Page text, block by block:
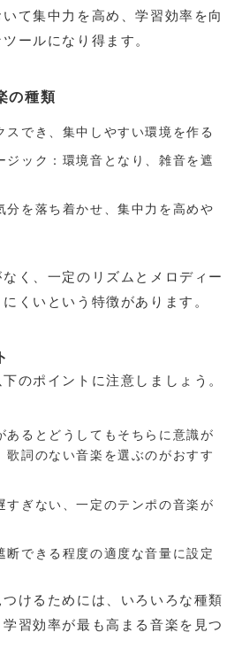
て集中力を高め、学習効率を向
ールになり得ます。
の種類
スでき、集中しやすい環境を作る
ジック：環境音となり、雑音を遮
分を落ち着かせ、集中力を高めや
く、一定のリズムとメロディー
くいという特徴があります。
のポイントに注意しましょう。
あるとどうしてもそちらに意識が
歌詞のない音楽を選ぶのがおすす
すぎない、一定のテンポの音楽が
断できる程度の適度な音量に設定
けるためには、いろいろな種類
習効率が最も高まる音楽を見つ